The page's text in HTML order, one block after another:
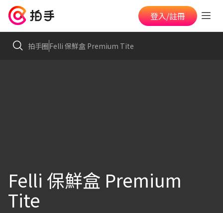
登入/註冊
拍手圈Felli 保鮮盒 Premium Tite
Felli 保鮮盒 Premium
Tite